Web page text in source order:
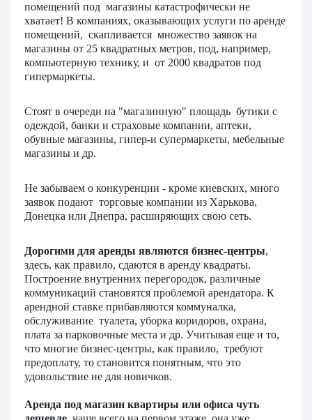
помещений под магазины катастрофически не
хватает! В компаниях, оказывающих услуги по аренде
помещений, скапливается множество заявок на
магазины от 25 квадратных метров, под, например,
компьютерную технику, и от 2000 квадратов под
гипермаркеты.
Стоят в очереди на "магазинную" площадь бутики с
одеждой, банки и страховые компании, аптеки,
обувные магазины, гипер-и супермаркеты, мебельные
магазины и др.
Не забываем о конкуренции - кроме киевских, много
заявок подают торговые компании из Харькова,
Донецка или Днепра, расширяющих свою сеть.
Дорогими для аренды являются бизнес-центры,
здесь, как правило, сдаются в аренду квадраты.
Построение внутренних перегородок, различные
коммуникаций становятся проблемой арендатора. К
арендной ставке прибавляются коммуналка,
обслуживание туалета, уборка коридоров, охрана,
плата за парковочные места и др. Учитывая еще и то,
что многие бизнес-центры, как правило, требуют
предоплату, то становится понятным, что это
удовольствие не для новичков.
Аренда под магазин квартиры или офиса чуть